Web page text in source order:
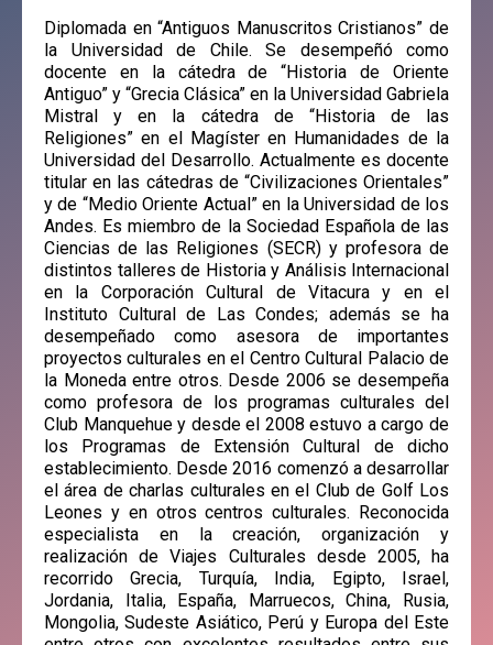
Diplomada en “Antiguos Manuscritos Cristianos” de
la Universidad de Chile. Se desempeñó como
docente en la cátedra de “Historia de Oriente
Antiguo” y “Grecia Clásica” en la Universidad Gabriela
Mistral y en la cátedra de “Historia de las
Religiones” en el Magíster en Humanidades de la
Universidad del Desarrollo. Actualmente es docente
titular en las cátedras de “Civilizaciones Orientales”
y de “Medio Oriente Actual” en la Universidad de los
Andes. Es miembro de la Sociedad Española de las
Ciencias de las Religiones (SECR) y profesora de
distintos talleres de Historia y Análisis Internacional
en la Corporación Cultural de Vitacura y en el
Instituto Cultural de Las Condes; además se ha
desempeñado como asesora de importantes
proyectos culturales en el Centro Cultural Palacio de
la Moneda entre otros. Desde 2006 se desempeña
como profesora de los programas culturales del
Club Manquehue y desde el 2008 estuvo a cargo de
los Programas de Extensión Cultural de dicho
establecimiento. Desde 2016 comenzó a desarrollar
el área de charlas culturales en el Club de Golf Los
Leones y en otros centros culturales. Reconocida
especialista en la creación, organización y
realización de Viajes Culturales desde 2005, ha
recorrido Grecia, Turquía, India, Egipto, Israel,
Jordania, Italia, España, Marruecos, China, Rusia,
Mongolia, Sudeste Asiático, Perú y Europa del Este